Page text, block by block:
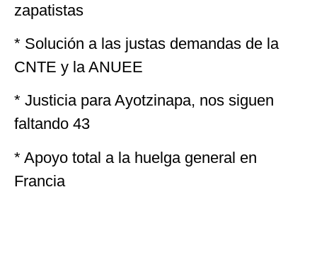
zapatistas
* Solución a las justas demandas de la
CNTE y la ANUEE
* Justicia para Ayotzinapa, nos siguen
faltando 43
* Apoyo total a la huelga general en
Francia